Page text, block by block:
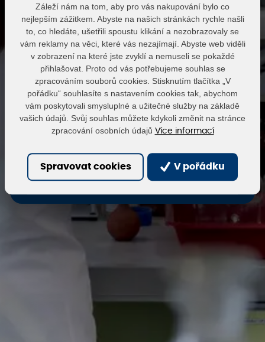
Eshop MK MARKET
Přihlášení do partnerské zóny
E-mail
Heslo
Přihlásit Obnovit heslo
Zaregistrovat se
Záleží nám na tom, aby pro vás nakupování bylo co
nejlepším zážitkem. Abyste na našich stránkách rychle našli
to, co hledáte, ušetřili spoustu klikání a nezobrazovaly se
vám reklamy na věci, které vás nezajímají. Abyste web viděli
v zobrazení na které jste zvyklí a nemuseli se pokaždé
přihlašovat. Proto od vás potřebujeme souhlas se
zpracováním souborů cookies. Stisknutím tlačítka „V
pořádku“ souhlasíte s nastavením cookies tak, abychom
vám poskytovali smysluplné a užitečné služby na základě
vašich údajů. Svůj souhlas můžete kdykoli změnit na stránce
zpracování osobních údajů Více informací
Spravovat cookies V pořádku